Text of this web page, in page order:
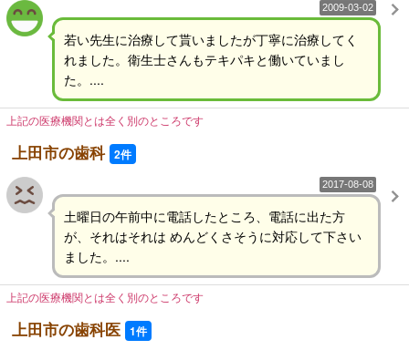
2009-03-02
若い先生に治療して貰いましたが丁寧に治療してく
れました。衛生士さんもテキパキと働いていまし
た。....
上記の医療機関とは全く別のところです
上田市の歯科 2件
2017-08-08
土曜日の午前中に電話したところ、電話に出た方
が、それはそれは めんどくさそうに対応して下さい
ました。....
上記の医療機関とは全く別のところです
上田市の歯科医 1件